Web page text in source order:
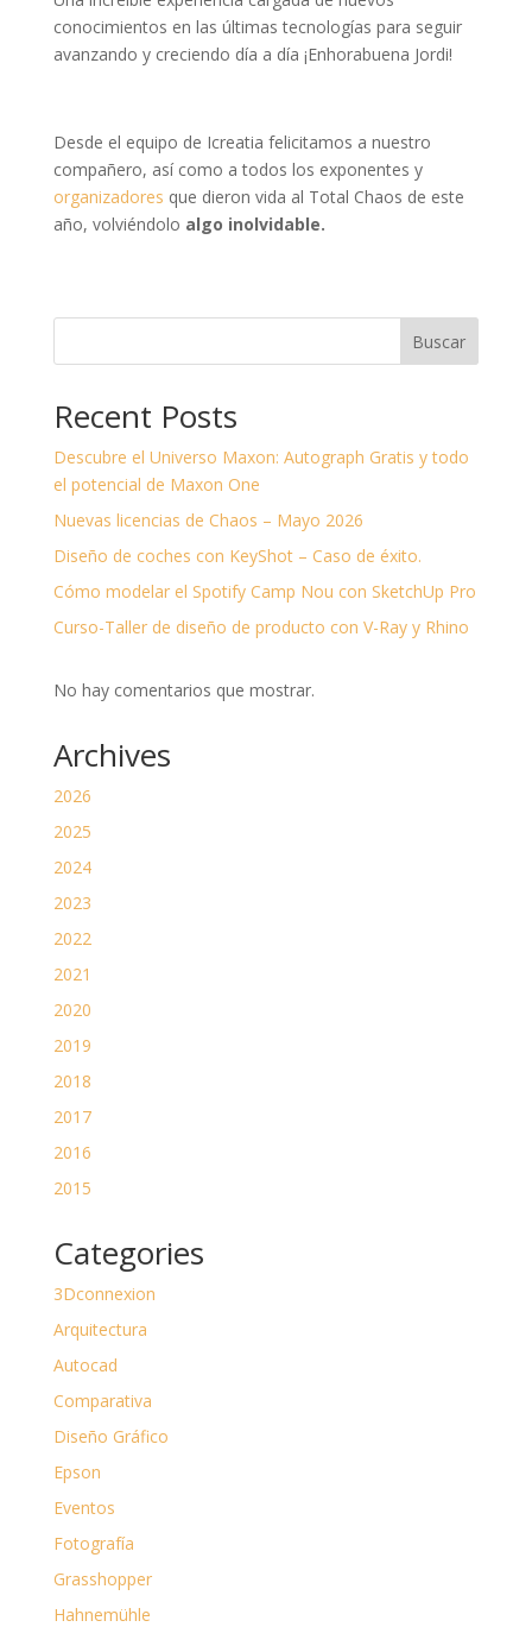
conocimientos en las últimas tecnologías para seguir
avanzando y creciendo día a día ¡Enhorabuena Jordi!
Desde el equipo de Icreatia felicitamos a nuestro
compañero, así como a todos los exponentes y
organizadores que dieron vida al Total Chaos de este
año, volviéndolo algo inolvidable.
Buscar
Recent Posts
Descubre el Universo Maxon: Autograph Gratis y todo
el potencial de Maxon One
Nuevas licencias de Chaos – Mayo 2026
Diseño de coches con KeyShot – Caso de éxito.
Cómo modelar el Spotify Camp Nou con SketchUp Pro
Curso-Taller de diseño de producto con V-Ray y Rhino
No hay comentarios que mostrar.
Archives
2026
2025
2024
2023
2022
2021
2020
2019
2018
2017
2016
2015
Categories
3Dconnexion
Arquitectura
Autocad
Comparativa
Diseño Gráfico
Epson
Eventos
Fotografía
Grasshopper
Hahnemühle